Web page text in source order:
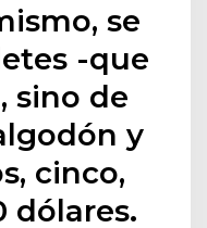
se
-que
sino de
y
cinco,
dólares.